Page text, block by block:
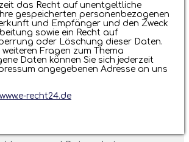
das Recht auf unentgeltliche
gespeicherten personenbezogenen
und Empfänger und den Zweck
sowie ein Recht auf
oder Löschung dieser Daten.
weiteren Fragen zum Thema
Daten können Sie sich jederzeit
angegebenen Adresse an uns
recht24.de